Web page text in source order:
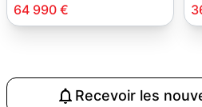
64 990 €
Recevoir les